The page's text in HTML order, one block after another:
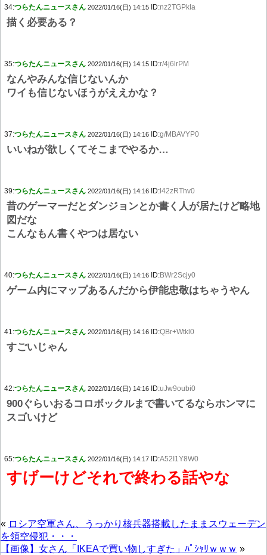
34:つらたんニュースさん 2022/01/16(日) 14:15 ID:nz2TGPkIa
描く必要ある？
35:つらたんニュースさん 2022/01/16(日) 14:15 ID:r/4j6lrPM
なんやみんな信じないんか
ワイも信じないほうがええかな？
37:つらたんニュースさん 2022/01/16(日) 14:16 ID:g/MBAVYP0
いいねが欲しくてそこまでやるか…
39:つらたんニュースさん 2022/01/16(日) 14:16 ID: l42zRThv0
昔のゲーマーだとダンジョンとか書く人が居たけど略地
図だな
こんなもん書くやつは居ない
40:つらたんニュースさん 2022/01/16(日) 14:16 ID:BWr2Scjy0
ゲーム内にマップあるんだから伊能忠敬はちゃうやん
41:つらたんニュースさん 2022/01/16(日) 14:16 ID:QBr+Wtkl0
すごいじゃん
42:つらたんニュースさん 2022/01/16(日) 14:16 ID:uJw9oubi0
900ぐらいおるコロボックルまで書いてるならホンマに
スゴいけど
65:つらたんニュースさん 2022/01/16(日) 14:17 ID:A52I1Y8W0
すげーけどそれで終わる話やな
« ロシア空軍さん、うっかり核兵器搭載したままスウェーデン
を領空侵犯・・・
【画像】女さん「IKEAで買い物しすぎた」ﾊﾟｼｬﾘｗｗｗ »